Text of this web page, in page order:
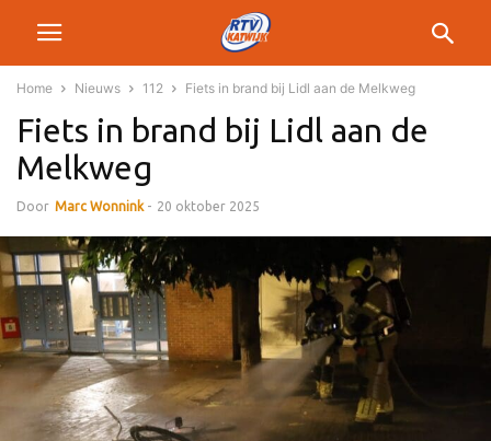
Home Nieuws 112 Fiets in brand bij Lidl aan de Melkweg
Fiets in brand bij Lidl aan de
Melkweg
Door Marc Wonnink - 20 oktober 2025